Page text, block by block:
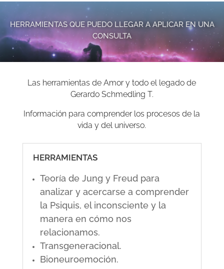
HERRAMIENTAS QUE PUEDO LLEGAR A APLICAR EN UNA
CONSULTA
Las herramientas de Amor y todo el legado de
Gerardo Schmedling T.
Información para comprender los procesos de la
vida y del universo.
HERRAMIENTAS
Teoría de Jung y Freud para
analizar y acercarse a comprender
la Psiquis, el inconsciente y la
manera en cómo nos
relacionamos.
Transgeneracional.
Bioneuroemoción.